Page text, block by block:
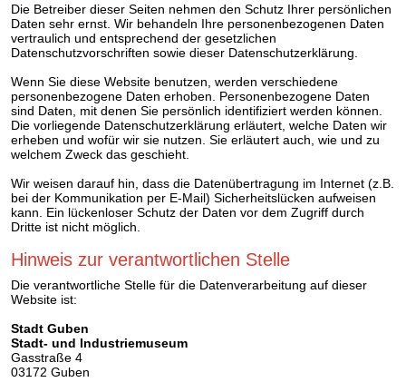
Die Betreiber dieser Seiten nehmen den Schutz Ihrer persönlichen
Daten sehr ernst. Wir behandeln Ihre personenbezogenen Daten
vertraulich und entsprechend der gesetzlichen
Datenschutzvorschriften sowie dieser Datenschutzerklärung.
Wenn Sie diese Website benutzen, werden verschiedene
personenbezogene Daten erhoben. Personenbezogene Daten
sind Daten, mit denen Sie persönlich identifiziert werden können.
Die vorliegende Datenschutzerklärung erläutert, welche Daten wir
erheben und wofür wir sie nutzen. Sie erläutert auch, wie und zu
welchem Zweck das geschieht.
Wir weisen darauf hin, dass die Datenübertragung im Internet (z.B.
bei der Kommunikation per E-Mail) Sicherheitslücken aufweisen
kann. Ein lückenloser Schutz der Daten vor dem Zugriff durch
Dritte ist nicht möglich.
Hinweis zur verantwortlichen Stelle
Die verantwortliche Stelle für die Datenverarbeitung auf dieser
Website ist:
Stadt Guben
Stadt- und Industriemuseum
Gasstraße 4
03172 Guben